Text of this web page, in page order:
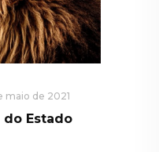
maio de 2021
Estado